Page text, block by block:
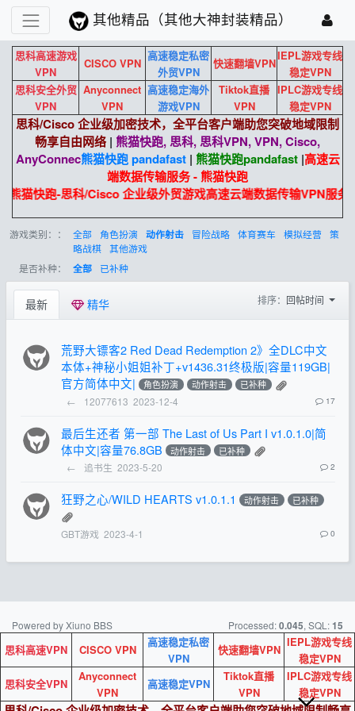
其他精品（其他大神封装精品）
思科高速游戏
VPN
CISCO VPN
高速稳定私密
外贸VPN
快速翻墙VPN
IEPL游戏专线
稳定VPN
思科安全外贸
VPN
Anyconnect
VPN
高速稳定海外
游戏VPN
Tiktok直播
VPN
IPLC游戏专线
稳定VPN
思科/Cisco 企业级加密技术，全平台客户端助您突破地域限制
畅享自由网络 | 熊猫快跑, 思科, 思科VPN, VPN, Cisco,
AnyConnec熊猫快跑 pandafast| 熊猫快跑pandafast|高速云
端数据传输服务 - 熊猫快跑
熊猫快跑-思科/Cisco 企业级外贸游戏高速云端数据传输VPN服务
游戏类别：： 全部 角色扮演 动作射击 冒险战略 体育赛车 模拟经营 策
略战棋 其他游戏
是否补种：
全部 已补种
最新 精华 排序： 回帖时间
荒野大镖客2 Red Dead Redemption 2》全DLC中文
本体+神秘小姐姐补丁+v1436.31终极版|容量119GB|
官方简体中文|
角色扮演 动作射击 已补种
← 12077613 2023-12-4 17
最后生还者 第一部 The Last of Us Part I v1.0.1.0|简
体中文|容量76.8GB
动作射击 已补种
← 追书生 2023-5-20 2
狂野之心/WILD HEARTS v1.0.1.1 动作射击 已补种
GBT游戏 2023-4-1 0
Powered by Xiuno BBS Processed:0.045, SQL:15
思科高速VPN CISCO VPN
高速稳定私密
VPN
快速翻墙VPN
IEPL游戏专线
稳定VPN
思科安全VPN
Anyconnect
VPN
高速稳定VPN
Tiktok直播
VPN
IPLC游戏专线
稳定VPN